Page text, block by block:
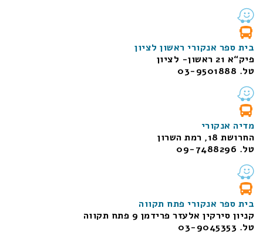
בית ספר אנקורי ראשון לציון
פיק“א 21 ראשון- לציון
טל. 03-9501888
מדיה אנקורי
החרושת 18, רמת השרון
טל. 09-7488296
בית ספר אנקורי פתח תקווה
קניון סירקין אלעזר פרידמן 9 פתח תקווה
טל. 03-9045353